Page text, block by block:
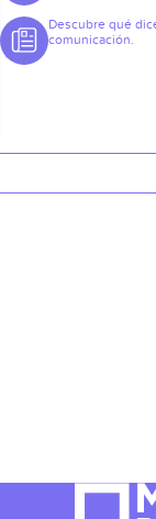
Descubre qué
comunicación.